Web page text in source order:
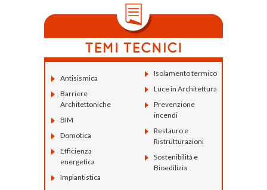
Antisismica
Barriere
Architettoniche
BIM
Domotica
Efficienza
energetica
Impiantistica
Isolamento termico
Luce in Architettura
Prevenzione
incendi
Restauro e
Ristrutturazioni
Sostenibilità e
Bioedilizia